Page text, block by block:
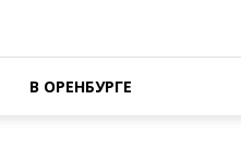
В ОРЕНБУРГЕ